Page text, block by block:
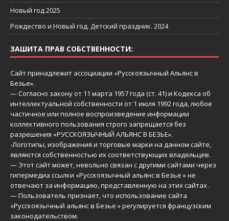
Новый год 2025
Рождество и Новый год. Детский праздник. 2024
ЗАШИТА ПРАВ СОБСТВЕННОСТИ:
Сайт принадлежит ассоциации «Русскоязычный Aльянс в
Безье».
— Согласно закону от 11 марта 1957 года (ст. 41) и Кодекса об
интеллектуальной собственности от 1 июля 1992 года, любое
частичное или полное воспроизведение информации
коллективного пользования строго запрещается без
разрешения «РУССКОЯЗЫЧНЫЙ АЛЬЯНС В БЕЗЬЕ».
-Логотипы, изображения и торговые марки на данном сайте,
являются собственностью их соответствующих владельцев.
— Этот сайт может, невольно связан с другими сайтами через
гипермедиа ссылки «Русскоязычный альянс в Безье » не
отвечают за информацию, представленную на этих сайтах .
— Пользователь признает, что использование сайта
«Русскоязычный альянс в Безье » регулируется французским
законодательством.